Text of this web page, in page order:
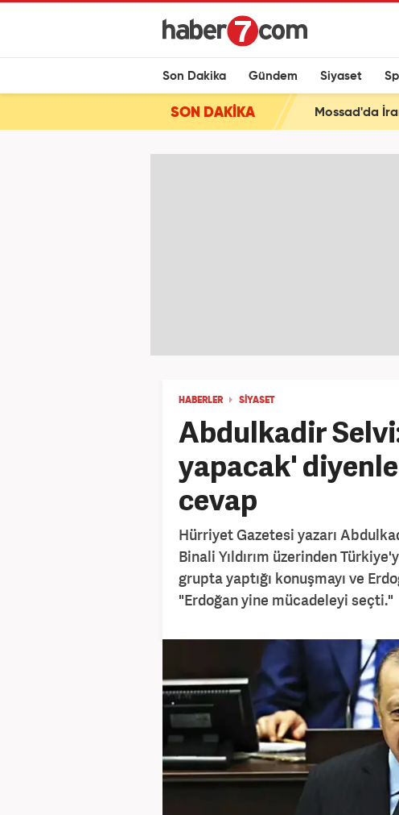
Son Dakika Gündem Siyaset
SON DAKİKA Mossad'da
HABERLER SİYASET
Abdulkadir
yapacak'
cevap
Hürriyet Gazetesi yazarı
Binali Yıldırım üzerinden
grupta yaptığı konuşmayı ve
"Erdoğan yine mücadeleyi seçti."